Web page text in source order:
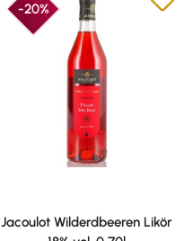
-20%
Jacoulot Wilderdbeeren Likör